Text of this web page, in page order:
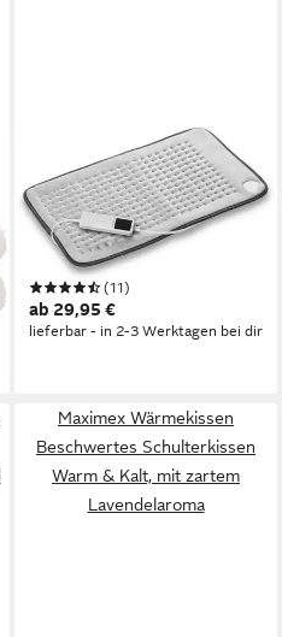
Heizkissen HP 700, XXL
Größe, 9 Stufen,
Überhitzungsschutz, autom.
Abschaltung, waschbar
(11)
ab 29,95 €
lieferbar - in 2-3 Werktagen bei dir
Maximex Wärmekissen
Beschwertes Schulterkissen
Warm & Kalt, mit zartem
Lavendelaroma